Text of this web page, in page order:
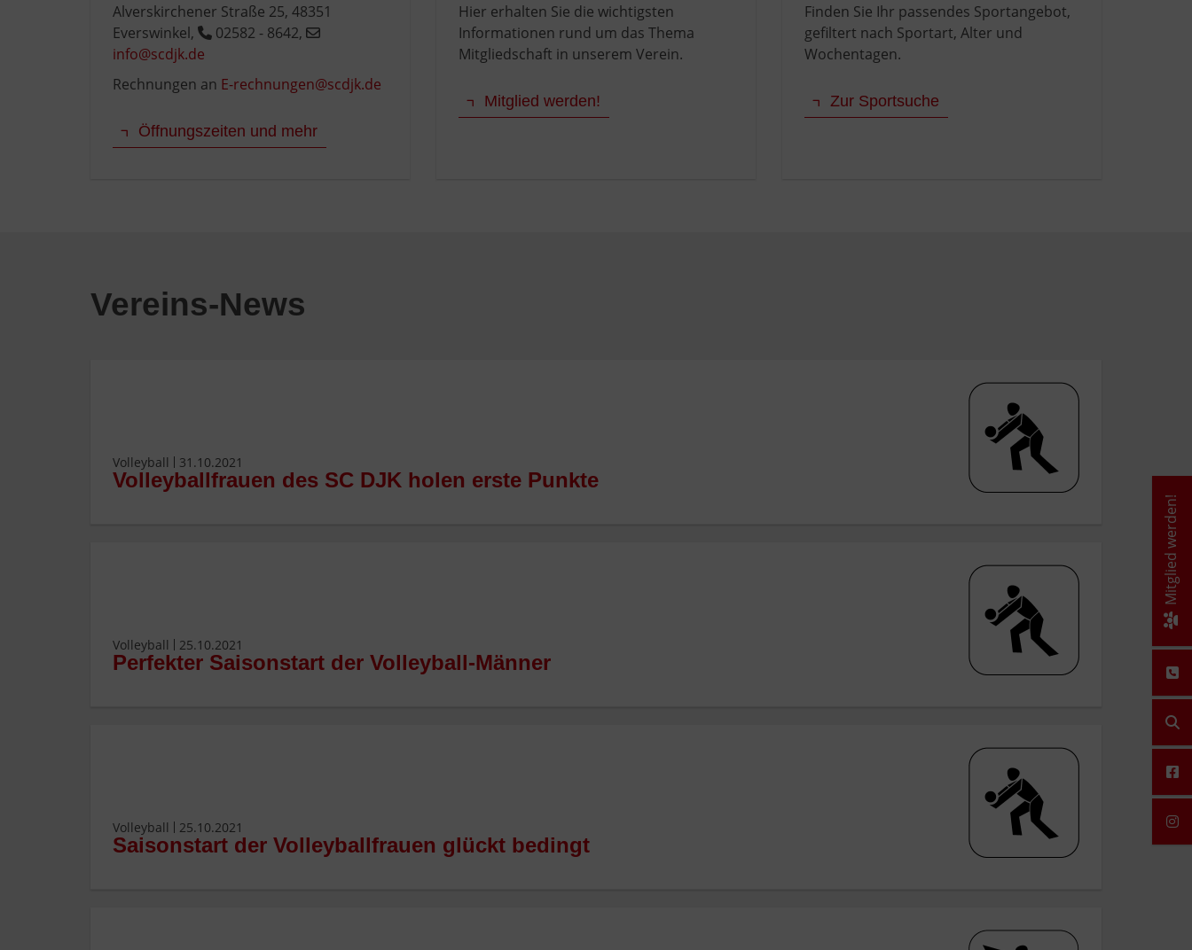
Alverskirchener Straße 25, 48351
Everswinkel,
02582 - 8642,
info@scdjk.de
Rechnungen an E-rechnungen@scdjk.de
Öffnungszeiten und mehr
Hier erhalten Sie die wichtigsten
Informationen rund um das Thema
Mitgliedschaft in unserem Verein.
Mitglied werden!
Finden Sie Ihr passendes Sportangebot,
gefiltert nach Sportart, Alter und
Wochentagen.
Zur Sportsuche
Vereins-News
Volleyball 31.10.2021
Volleyballfrauen des SC DJK holen erste Punkte
Volleyball 25.10.2021
Perfekter Saisonstart der Volleyball-Männer
Volleyball 25.10.2021
Saisonstart der Volleyballfrauen glückt bedingt
Mitglied werden!